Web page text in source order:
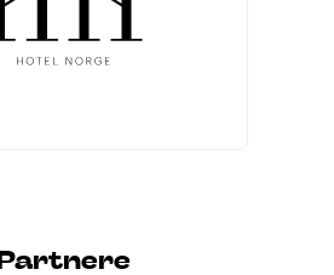
Partnere